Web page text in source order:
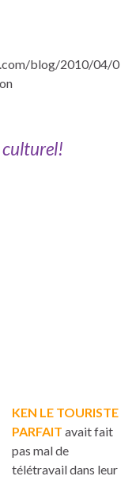
blog/2010/04/0
culturel!
KEN LE TOURISTE
PARFAIT avait fait
pas mal de
télétravail dans leur